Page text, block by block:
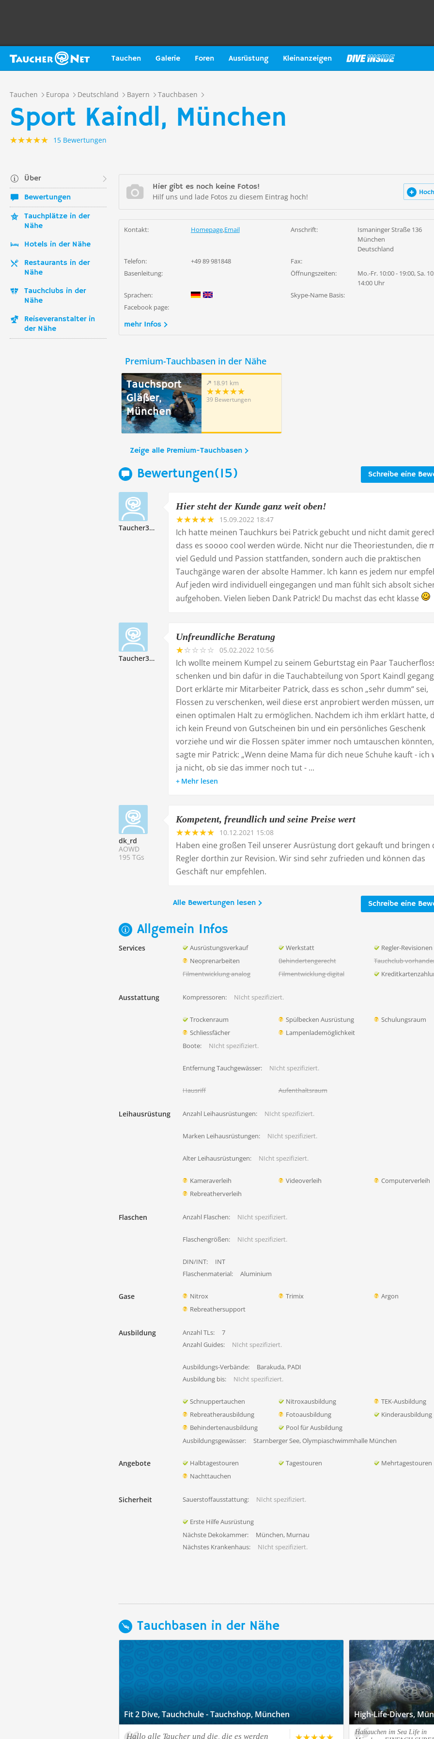
Tauchen Galerie Foren Ausrüstung Kleinanzeigen
Tauchen Europa Deutschland Bayern Tauchbasen
Sport Kaindl, München
15 Bewertungen
Über
Bewertungen
Tauchplätze in der
Nähe
Hotels in der Nähe
Restaurants in der
Nähe
Tauchclubs in der
Nähe
Reiseveranstalter in
der Nähe
Hier gibt es noch keine Fotos!
Hilf uns und lade Fotos zu diesem Eintrag hoch!
Kontakt: Homepage,Email Anschrift:
Ismaninger Straße 136
München
Deutschland
Telefon:
+49 89 981848
Fax:
Basenleitung:
Öffnungszeiten:
Mo.-Fr. 10:00 - 19:00, Sa.
14:00 Uhr
Sprachen:
Skype-Name Basis:
Facebook page:
mehr Infos
Premium-Tauchbasen in der Nähe
Tauchsport
Gläßer,
München
18.91 km
39 Bewertungen
Zeige alle Premium-Tauchbasen
Schreibe eine
Bewertungen(15)
Taucher334189
Hier steht der Kunde ganz weit oben!
15.09.2022 18:47
Ich hatte meinen Tauchkurs bei Patrick gebucht und nicht damit
dass es soooo cool werden würde. Nicht nur die Theoriestunden, die
viel Geduld und Passion stattfanden, sondern auch die praktischen
Tauchgänge waren der absolte Hammer. Ich kann es jedem nur
Auf jeden wird individuell eingegangen und man fühlt sich absolt
aufgehoben. Vielen lieben Dank Patrick! Du machst das echt klasse
Taucher333159
Unfreundliche Beratung
05.02.2022 10:56
Ich wollte meinem Kumpel zu seinem Geburtstag ein Paar
schenken und bin dafür in die Tauchabteilung von Sport Kaindl
Dort erklärte mir Mitarbeiter Patrick, dass es schon „sehr dumm“ sei,
Flossen zu verschenken, weil diese erst anprobiert werden müssen,
einen optimalen Halt zu ermöglichen. Nachdem ich ihm erklärt hatte,
ich kein Freund von Gutscheinen bin und ein persönliches Geschenk
vorziehe und wir die Flossen später immer noch umtauschen könnten,
sagte mir Patrick: „Wenn deine Mama für dich neue Schuhe kauft - ich
ja nicht, ob sie das immer noch tut - ...
Mehr lesen
dk_rd
AOWD
195 TGs
Kompetent, freundlich und seine Preise wert
10.12.2021 15:08
Haben eine großen Teil unserer Ausrüstung dort gekauft und bringen
Regler dorthin zur Revision. Wir sind sehr zufrieden und können das
Geschäft nur empfehlen.
Schreibe eine
Alle Bewertungen lesen
Allgemein Infos
Services Ausrüstungsverkauf Werkstatt
Regler-Revisionen
Neoprenarbeiten
Behindertengerecht
Tauchclub
Filmentwicklung analog
Filmentwicklung digital
Ausstattung Kompressoren: NIcht spezifiziert.
Trockenraum Spülbecken Ausrüstung
Schulungsraum
Schliessfächer
Lampenlademöglichkeit
Boote:
NIcht spezifiziert.
Entfernung Tauchgewässer: NIcht spezifiziert.
Hausriff Aufenthaltsraum
Leihausrüstung Anzahl Leihausrüstungen: NIcht spezifiziert.
Marken Leihausrüstungen: NIcht spezifiziert.
Alter Leihausrüstungen: NIcht spezifiziert.
Kameraverleih Videoverleih
Computerverleih
Rebreatherverleih
Flaschen Anzahl Flaschen: NIcht spezifiziert.
Flaschengrößen: NIcht spezifiziert.
DIN/INT:
INT
Flaschenmaterial:
Aluminium
Gase Nitrox Trimix
Argon
Rebreathersupport
Ausbildung Anzahl TLs:
7
Anzahl Guides:
NIcht spezifiziert.
Ausbildungs-Verbände:
Barakuda, PADI
Ausbildung bis:
NIcht spezifiziert.
Schnuppertauchen Nitroxausbildung
TEK-Ausbildung
Rebreatherausbildung
Fotoausbildung
Kinderausbildung
Behindertenausbildung
Pool für Ausbildung
Ausbildungsgewässer:
Starnberger See, Olympiaschwimmhalle München
Angebote Halbtagestouren Tagestouren
Mehrtagestouren
Nachttauchen
Sicherheit Sauerstoffausstattung: NIcht spezifiziert.
Erste Hilfe Ausrüstung
Nächste Dekokammer:
München, Murnau
Nächstes Krankenhaus:
NIcht spezifiziert.
Tauchbasen in der Nähe
Fit 2 Dive, Tauchchule - Tauchshop, München
Hallo alle Taucher und die, die es werden
High-Life-Divers,
Haitauchen im Sea Life in